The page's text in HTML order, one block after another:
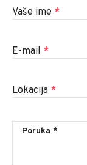
Vaše ime *
E-mail *
Lokacija *